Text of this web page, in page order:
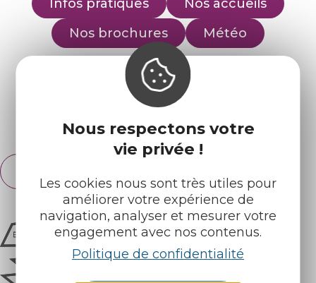
Nous respectons votre
vie privée !
Les cookies nous sont très utiles pour
améliorer votre expérience de
navigation, analyser et mesurer votre
engagement avec nos contenus.
Politique de confidentialité
Nos brochures
Météo
Retrouvez-nous sur :
Espace pro Partenaires
English